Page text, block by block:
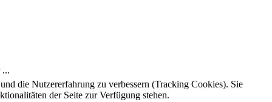
...
die Nutzererfahrung zu verbessern (Tracking Cookies). Sie
der Seite zur Verfügung stehen.